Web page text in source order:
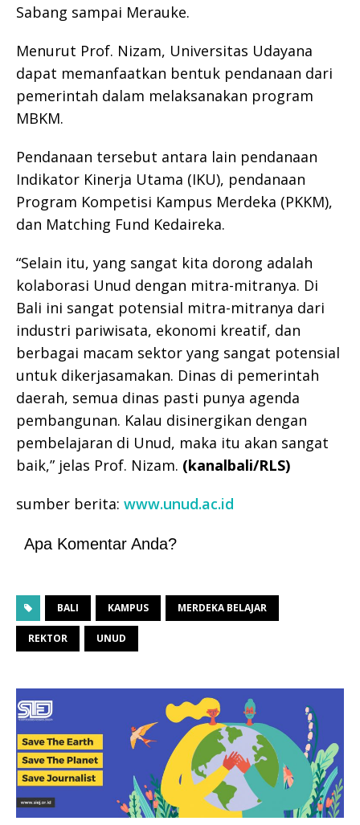
Sabang sampai Merauke.
Menurut Prof. Nizam, Universitas Udayana
dapat memanfaatkan bentuk pendanaan dari
pemerintah dalam melaksanakan program
MBKM.
Pendanaan tersebut antara lain pendanaan
Indikator Kinerja Utama (IKU), pendanaan
Program Kompetisi Kampus Merdeka (PKKM),
dan Matching Fund Kedaireka.
“Selain itu, yang sangat kita dorong adalah
kolaborasi Unud dengan mitra-mitranya. Di
Bali ini sangat potensial mitra-mitranya dari
industri pariwisata, ekonomi kreatif, dan
berbagai macam sektor yang sangat potensial
untuk dikerjasamakan. Dinas di pemerintah
daerah, semua dinas pasti punya agenda
pembangunan. Kalau disinergikan dengan
pembelajaran di Unud, maka itu akan sangat
baik,” jelas Prof. Nizam. (kanalbali/RLS)
sumber berita: www.unud.ac.id
Apa Komentar Anda?
BALI KAMPUS MERDEKA BELAJAR
REKTOR UNUD